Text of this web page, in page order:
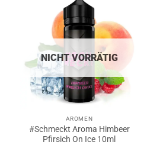
NICHT VORRÄTIG
AROMEN
#Schmeckt Aroma Himbeer
Pfirsich On Ice 10ml